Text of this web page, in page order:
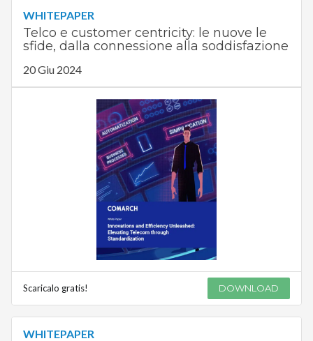
WHITEPAPER
Telco e customer centricity: le nuove le
sfide, dalla connessione alla soddisfazione
20 Giu 2024
Scaricalo gratis! DOWNLOAD
WHITEPAPER